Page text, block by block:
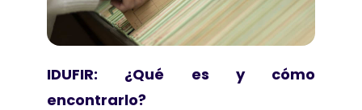
IDUFIR: ¿Qué es y cómo
encontrarlo?